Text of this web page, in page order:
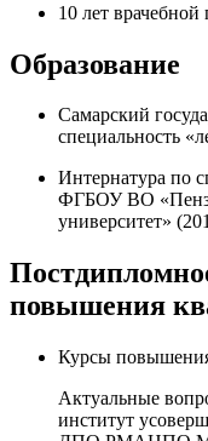
10 лет врачебной
Образование
Самарский
специальность
Интернатура по
ФГБОУ ВО
университет»
повышения
Курсы
Актуальные
институт